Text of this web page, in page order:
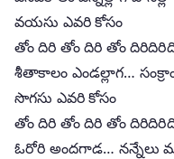
వయసు ఎవరి కోసం
తోం దిరి తోం దిరి తోం
శీతాకాలం ఎండల్లాగ…
సొగసు ఎవరి కోసం
తోం దిరి తోం దిరి తోం
ఓరోరి అందగాడ… నన్నేలు